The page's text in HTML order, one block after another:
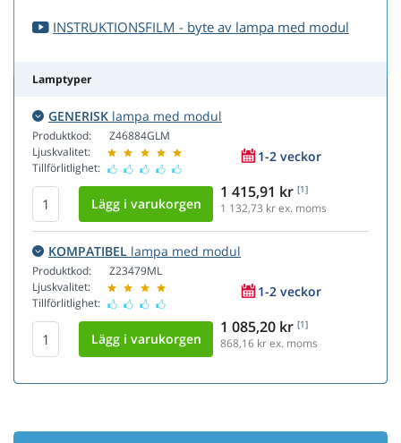
INSTRUKTIONSFILM - byte av lampa med modul
Lamptyper
GENERISK lampa med modul
Produktkod:
Ljuskvalitet:
Tillförlitlighet:
Z46884GLM
1-2 veckor
1 415,91 kr [1]
1 132,73 kr ex. moms
KOMPATIBEL lampa med modul
Produktkod:
Ljuskvalitet:
Tillförlitlighet:
Z23479ML
1-2 veckor
1 085,20 kr [1]
868,16 kr ex. moms